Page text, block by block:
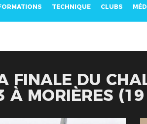
TECHNIQUE CLUBS
FINALE DU
À MORIÈRES